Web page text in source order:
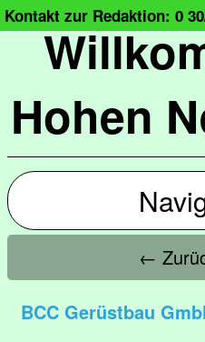
Hohen
Kontakt zur Redaktion: 0
←
BCC Gerüstbau